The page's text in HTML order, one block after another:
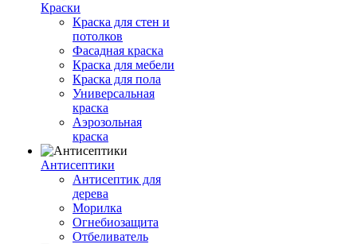
Краски
Краска для стен и
потолков
Фасадная краска
Краска для мебели
Краска для пола
Универсальная
краска
Аэрозольная
краска
Антисептики
Антисептик для
дерева
Морилка
Огнебиозащита
Отбеливатель